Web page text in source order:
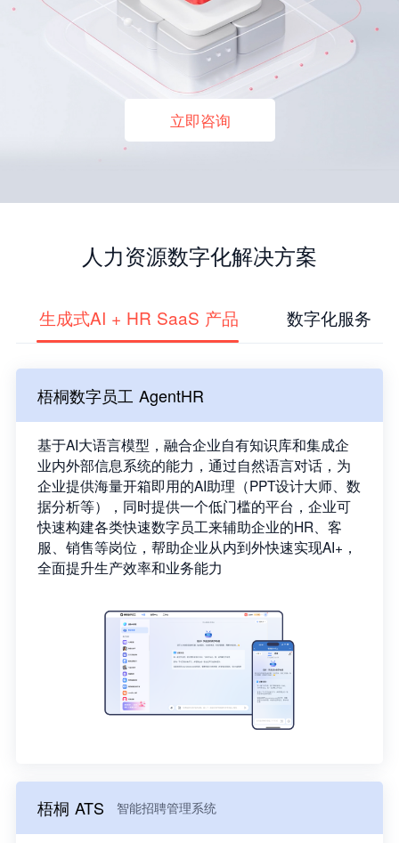
立即咨询
人力资源数字化解决方案
生成式AI + HR SaaS 产品 数字化服务
梧桐数字员工 AgentHR
基于AI大语言模型，融合企业自有知识库和集成企
业内外部信息系统的能力，通过自然语言对话，为
企业提供海量开箱即用的AI助理（PPT设计大师、数
据分析等），同时提供一个低门槛的平台，企业可
快速构建各类快速数字员工来辅助企业的HR、客
服、销售等岗位，帮助企业从内到外快速实现AI+，
全面提升生产效率和业务能力
梧桐 ATS 智能招聘管理系统